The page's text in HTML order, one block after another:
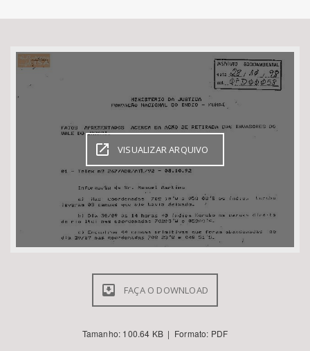
Tema
Área de Levantamento
BUSCAR
VISUALIZAR ARQUIVO
FAÇA O DOWNLOAD
Tamanho: 100.64 KB | Formato: PDF